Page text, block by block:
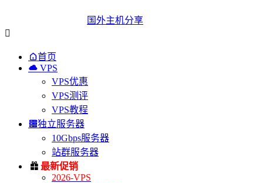
国外主机分享

首页
 VPS
VPS优惠
VPS测评
VPS教程
独立服务器
10Gbps服务器
站群服务器
 最新促销
2026-VPS